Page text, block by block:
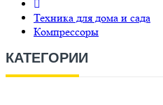
Техника для дома и сада
Компрессоры
КАТЕГОРИИ